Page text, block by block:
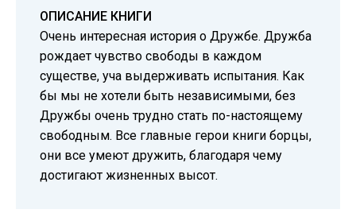
ОПИСАНИЕ КНИГИ
Очень интересная история о Дружбе. Дружба
рождает чувство свободы в каждом
существе, уча выдерживать испытания. Как
бы мы не хотели быть независимыми, без
Дружбы очень трудно стать по-настоящему
свободным. Все главные герои книги борцы,
они все умеют дружить, благодаря чему
достигают жизненных высот.